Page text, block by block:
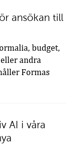
ansökan till
budget,
andra
Formas
AI i våra